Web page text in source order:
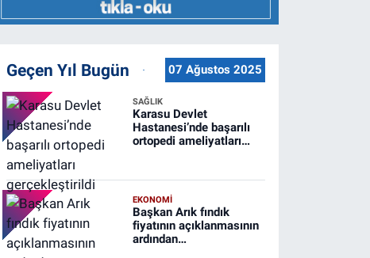
Geçen Yıl Bugün 07 Ağustos 2025
SAĞLIK
Karasu Devlet
Hastanesi’nde başarılı
ortopedi ameliyatları
EKONOMİ
Başkan Arık fındık
fiyatının açıklanmasının
ardından